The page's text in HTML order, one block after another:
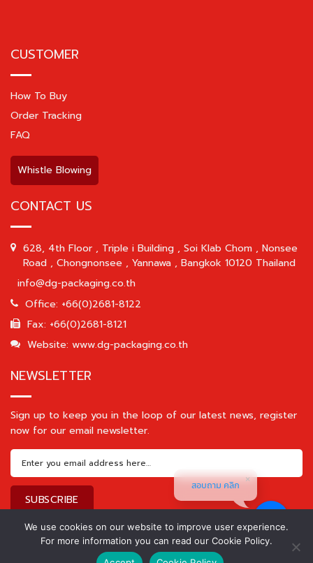
CUSTOMER
How To Buy
Order Tracking
FAQ
Whistle Blowing
CONTACT US
628, 4th Floor , Triple i Building , Soi Klab Chom , Nonsee
Road , Chongnonsee , Yannawa , Bangkok 10120 Thailand
info@dg-packaging.co.th
Office: +66(0)2681-8122
Fax: +66(0)2681-8121
Website: www.dg-packaging.co.th
NEWSLETTER
Sign up to keep you in the loop of our latest news, register
now for our email newsletter.
We use cookies on our website to improve user experience.
For more information you can read our Cookie Policy.
สอบถาม คลิก